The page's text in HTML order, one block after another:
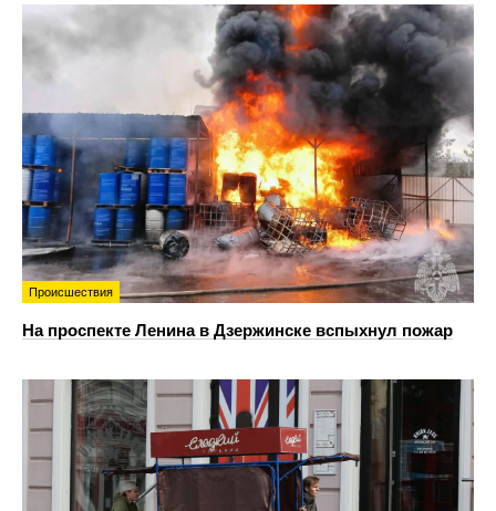
Происшествия
На проспекте Ленина в Дзержинске вспыхнул пожар